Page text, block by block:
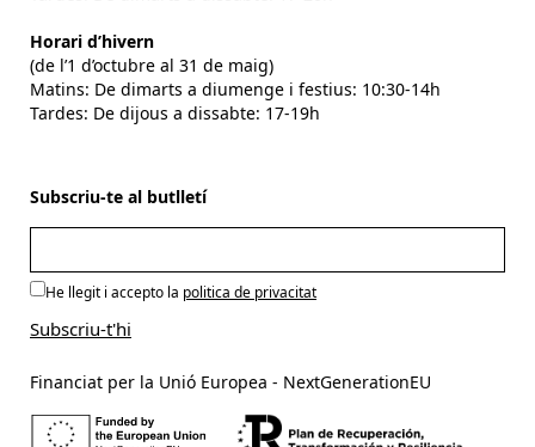
Horari d’hivern
(de l’1 d’octubre al 31 de maig)
Matins: De dimarts a diumenge i festius: 10:30-14h
Tardes: De dijous a dissabte: 17-19h
Subscriu-te al butlletí
He llegit i accepto la politica de privacitat
Financiat per la Unió Europea - NextGenerationEU